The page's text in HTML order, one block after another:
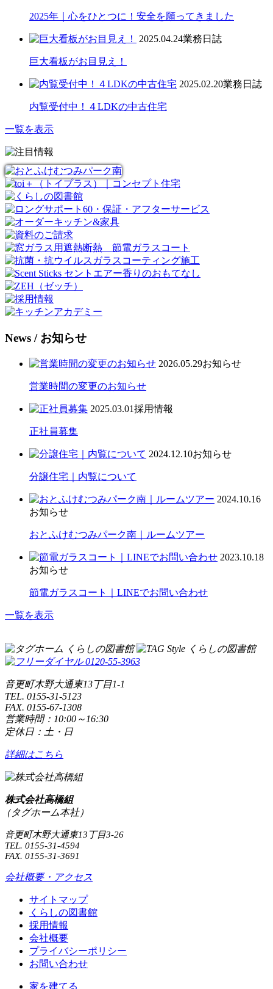
2025年｜心をひとつに！安全を願ってきました
2025.04.24業務日誌
巨大看板がお目見え！
2025.02.20業務日誌
内覧受付中！４LDKの中古住宅
一覧を表示
News / お知らせ
2026.05.29お知らせ
営業時間の変更のお知らせ
2025.03.01採用情報
正社員募集
2024.12.10お知らせ
分譲住宅｜内覧について
2024.10.16
お知らせ
おとふけむつみパーク南｜ルームツアー
2023.10.18
お知らせ
節電ガラスコート｜LINEでお問い合わせ
一覧を表示
音更町木野大通東13丁目1-1
TEL. 0155-31-5123
FAX. 0155-67-1308
営業時間：10:00～16:30
定休日：土・日
詳細はこちら
株式会社高橋組
（タグホーム本社）
音更町木野大通東13丁目3-26
TEL. 0155-31-4594
FAX. 0155-31-3691
会社概要・アクセス
サイトマップ
くらしの図書館
採用情報
会社概要
プライバシーポリシー
お問い合わせ
家を建てる